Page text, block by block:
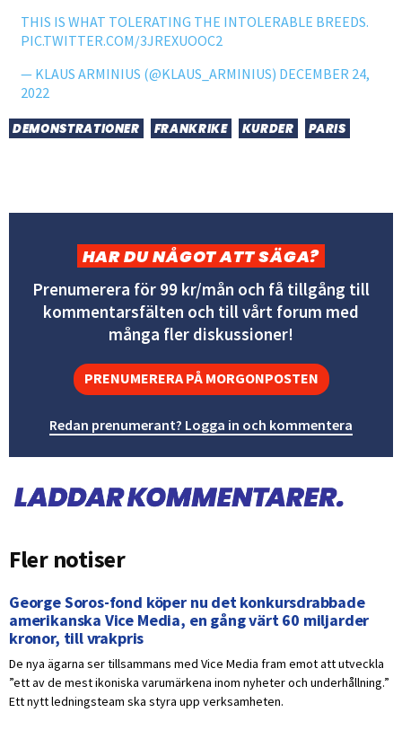
THIS IS WHAT TOLERATING THE INTOLERABLE BREEDS.
PIC.TWITTER.COM/3JREXUOOC2
— KLAUS ARMINIUS (@KLAUS_ARMINIUS) DECEMBER 24,
2022
DEMONSTRATIONER FRANKRIKE KURDER PARIS
HAR DU NÅGOT ATT SÄGA?
Prenumerera för 99 kr/mån och få tillgång till
kommentarsfälten och till vårt forum med
många fler diskussioner!
PRENUMERERA PÅ MORGONPOSTEN
Redan prenumerant? Logga in och kommentera
Fler notiser
George Soros-fond köper nu det konkursdrabbade
amerikanska Vice Media, en gång värt 60 miljarder
kronor, till vrakpris
De nya ägarna ser tillsammans med Vice Media fram emot att utveckla
”ett av de mest ikoniska varumärkena inom nyheter och underhållning.”
Ett nytt ledningsteam ska styra upp verksamheten.